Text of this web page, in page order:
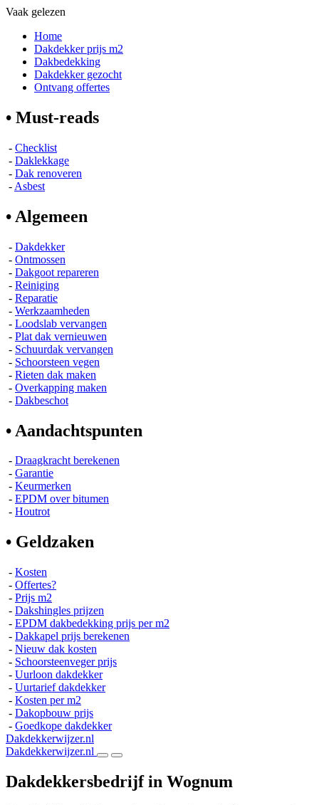
Vaak gelezen
Home
Dakdekker prijs m2
Dakbedekking
Dakdekker gezocht
Ontvang offertes
• Must-reads
- Checklist
- Daklekkage
- Dak renoveren
- Asbest
• Algemeen
- Dakdekker
- Ontmossen
- Dakgoot repareren
- Reiniging
- Reparatie
- Werkzaamheden
- Loodslab vervangen
- Plat dak vernieuwen
- Schuurdak vervangen
- Schoorsteen vegen
- Rieten dak maken
- Overkapping maken
- Dakbeschot
• Aandachtspunten
- Draagkracht berekenen
- Garantie
- Keurmerken
- EPDM over bitumen
- Houtrot
• Geldzaken
- Kosten
- Offertes?
- Prijs m2
- Dakshingles prijzen
- EPDM dakbedekking prijs per m2
- Dakkapel prijs berekenen
- Nieuw dak kosten
- Schoorsteenveger prijs
- Uurloon dakdekker
- Uurtarief dakdekker
- Kosten per m2
- Dakopbouw prijs
- Goedkope dakdekker
Dakdekkerwijzer.nl
Dakdekkerwijzer.nl
Dakdekkersbedrijf in Wognum